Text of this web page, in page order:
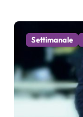
Settimanale